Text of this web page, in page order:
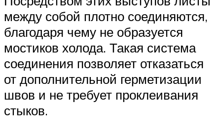
между собой плотно соединяются,
благодаря чему не образуется
мостиков холода. Такая система
соединения позволяет отказаться
от дополнительной герметизации
швов и не требует проклеивания
стыков.